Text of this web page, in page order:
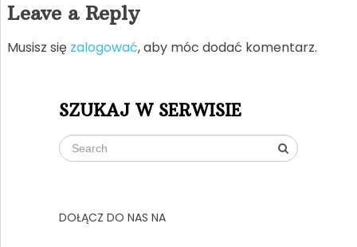
Leave a Reply
Musisz się zalogować, aby móc dodać komentarz.
SZUKAJ W SERWISIE
DOŁĄCZ DO NAS NA